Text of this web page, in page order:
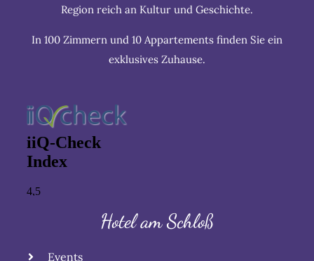
Region reich an Kultur und Geschichte.
In 100 Zimmern und 10 Appartements finden Sie ein
exklusives Zuhause.
Hotel am Schloß
Events